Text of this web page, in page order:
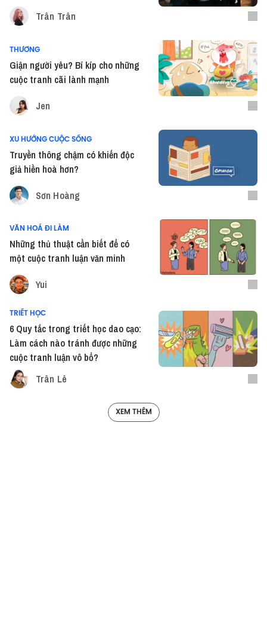
Trân Trân
THƯƠNG
Giận người yêu? Bí kíp cho những
cuộc tranh cãi lành mạnh
Jen
XU HƯỚNG CUỘC SỐNG
Truyền thông chậm có khiến độc
giả hiền hoà hơn?
Sơn Hoàng
VĂN HOÁ ĐI LÀM
Những thủ thuật cần biết để có
một cuộc tranh luận văn minh
Yui
TRIẾT HỌC
6 Quy tắc trong triết học dao cạo:
Làm cách nào tránh được những
cuộc tranh luận vô bổ?
Trân Lê
XEM THÊM